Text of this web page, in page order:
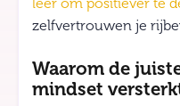
leer om positiever te
zelfvertrouwen je
Waarom de
mindset